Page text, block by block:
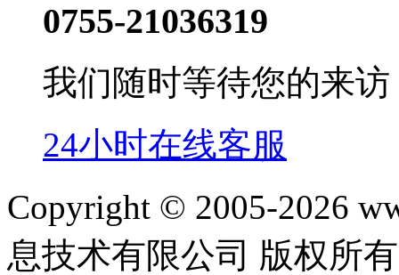
0755-21036319
我们随时等待您的来访
24小时在线客服
Copyright © 2005-2026
息技术有限公司 版权所